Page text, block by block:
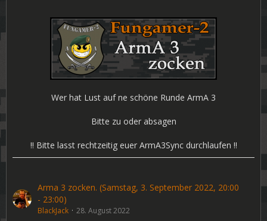
Wer hat Lust auf ne schöne Runde ArmA 3
Bitte zu oder absagen
!! Bitte lasst rechtzeitig euer ArmA3Sync durchlaufen !!
Arma 3 zocken. (Samstag, 3. September 2022, 20:00
- 23:00)
BlackJack 28. August 2022